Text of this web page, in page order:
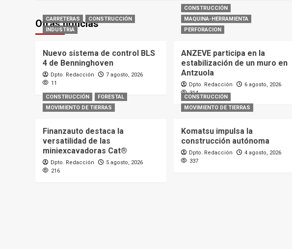
Otras noticias
CARRETERAS
CONSTRUCCIÓN
INDUSTRIA
Nuevo sistema de control BLS
4 de Benninghoven
Dpto. Redacción
7 agosto, 2026
11
CONSTRUCCIÓN
MAQUINA-HERRAMIENTA
PERFORACION
ANZEVE participa en la
estabilización de un muro en
Antzuola
Dpto. Redacción
6 agosto, 2026
314
CONSTRUCCIÓN
FORESTAL
MOVIMIENTO DE TIERRAS
Finanzauto destaca la
versatilidad de las
miniexcavadoras Cat®
Dpto. Redacción
5 agosto, 2026
216
CONSTRUCCIÓN
MOVIMIENTO DE TIERRAS
Komatsu impulsa la
construcción autónoma
Dpto. Redacción
4 agosto, 2026
337